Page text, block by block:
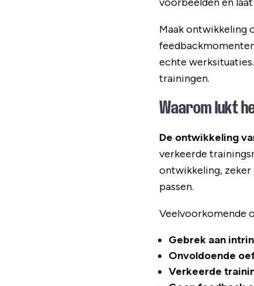
Maak ontwikkeling
echte
trainingen.
Waarom lukt
De ontwikkeling
verkeerde
ontwikkeling, zeker
passen.
Veelvoorkomende
Gebrek aan
Onvoldoende
Verkeerde